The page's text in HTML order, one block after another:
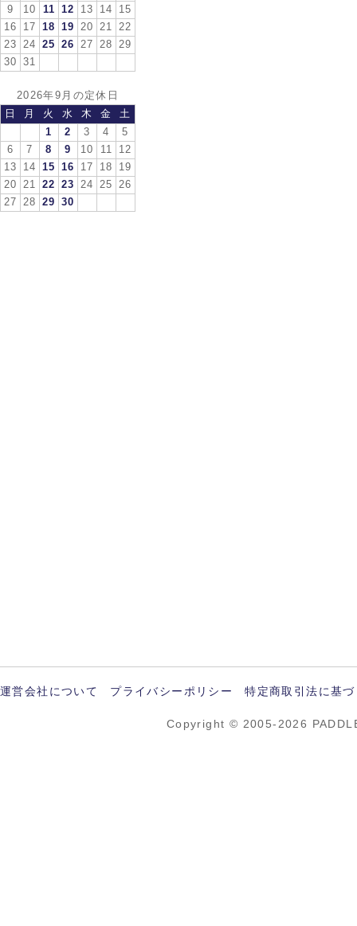
9
10 11 12 13 14
15
16
17 18 19 20 21
22
23
24 25 26 27 28
29
30
31
2026年9月の定休日
日
月 火 水 木 金
土
1
2 3 4
5
6
7 8 9 10 11
12
13
14 15 16 17 18
19
20
21 22 23 24 25
26
27
28 29 30
運営会社について プライバシーポリシー 特定商取引法に基
Copyright © 2005-2026